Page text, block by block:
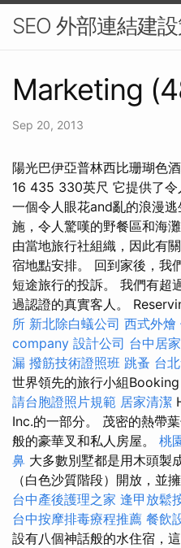
SEO 外部連結建
Marketing
Sep 20, 2013
陽光巴伊亞普林西比珊瑚
16 435 330英尺 它提供了
一個令人眼花and亂的浪漫
施，令人驚嘆的野餐區和海
由當地旅行社組織，因此有
宿地點安排。 回到家後，我
短途旅行的投訴。 我們有超
過認證的真實客人。
所 新北除白蟻公司 西式外燴
company 設計公司 台中居
漏 撥筋技術證照班 跳蚤 台
世界領先的旅行小組Booking
請台胞證照片規範 居家清潔
Inc.的一部分。 茂密的熱帶
般的豪華叉和私人房屋。 桃
鼻 大多數別墅都是用木頭製
（白色沙質階段）開放，並
台中產後護理之家 逢甲放鬆
台中按摩排毒療程推薦 餐飲
設有八個神話般的水住宿，